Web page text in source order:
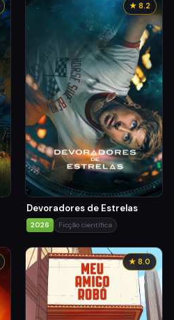
★ 8.2
Devoradores de Estrelas
2026 Ficção científica
★ 8.0